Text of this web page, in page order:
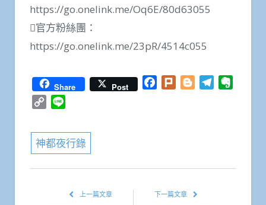
https://go.onelink.me/Oq6E/80d63055
官方粉絲團：
https://go.onelink.me/23pR/4514c055
Share Post Facebook
Plurk BloggerTelegram
Copy
神都夜行錄
上一篇文章 下一篇文章